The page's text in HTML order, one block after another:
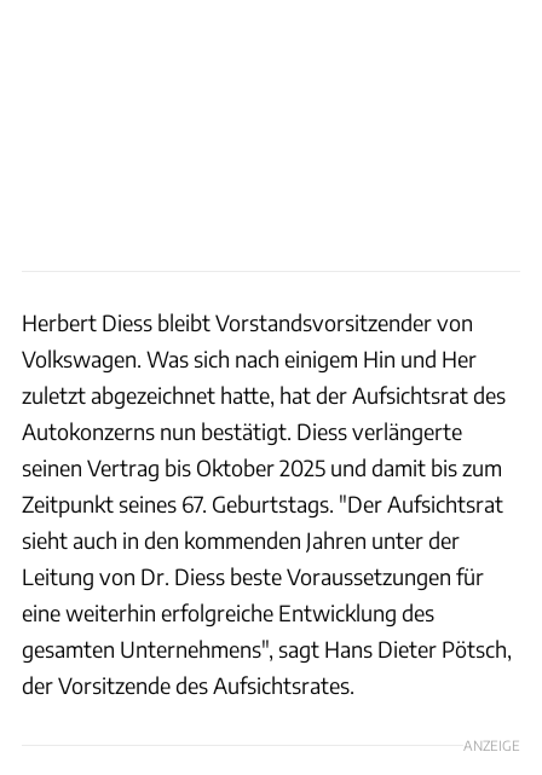
Herbert Diess bleibt Vorstandsvorsitzender von
Volkswagen. Was sich nach einigem Hin und Her
zuletzt abgezeichnet hatte, hat der Aufsichtsrat des
Autokonzerns nun bestätigt. Diess verlängerte
seinen Vertrag bis Oktober 2025 und damit bis zum
Zeitpunkt seines 67. Geburtstags. "Der Aufsichtsrat
sieht auch in den kommenden Jahren unter der
Leitung von Dr. Diess beste Voraussetzungen für
eine weiterhin erfolgreiche Entwicklung des
gesamten Unternehmens", sagt Hans Dieter Pötsch,
der Vorsitzende des Aufsichtsrates.
ANZEIGE